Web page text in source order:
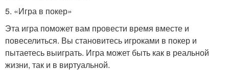
5. «Игра в покер»
Эта игра поможет вам провести время вместе и
повеселиться. Вы становитесь игроками в покер и
пытаетесь выиграть. Игра может быть как в реальной
жизни, так и в виртуальной.